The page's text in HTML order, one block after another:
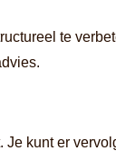
te
kunt er